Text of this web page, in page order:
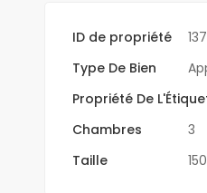
ID de propriété
Type De Bien
Propriété De
Chambres
3
Taille